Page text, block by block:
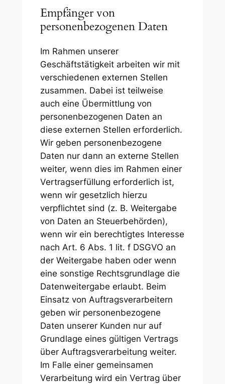
Empfänger von
personenbezogenen Daten
Im Rahmen unserer
Geschäftstätigkeit arbeiten wir mit
verschiedenen externen Stellen
zusammen. Dabei ist teilweise
auch eine Übermittlung von
personenbezogenen Daten an
diese externen Stellen erforderlich.
Wir geben personenbezogene
Daten nur dann an externe Stellen
weiter, wenn dies im Rahmen einer
Vertragserfüllung erforderlich ist,
wenn wir gesetzlich hierzu
verpflichtet sind (z. B. Weitergabe
von Daten an Steuerbehörden),
wenn wir ein berechtigtes Interesse
nach Art. 6 Abs. 1 lit. f DSGVO an
der Weitergabe haben oder wenn
eine sonstige Rechtsgrundlage die
Datenweitergabe erlaubt. Beim
Einsatz von Auftragsverarbeitern
geben wir personenbezogene
Daten unserer Kunden nur auf
Grundlage eines gültigen Vertrags
über Auftragsverarbeitung weiter.
Im Falle einer gemeinsamen
Verarbeitung wird ein Vertrag über